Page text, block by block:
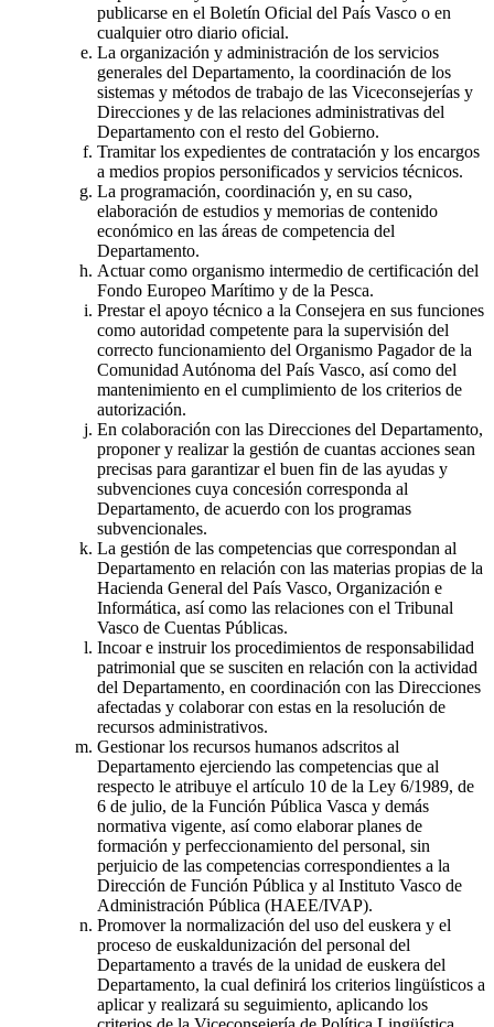
publicarse en el Boletín Oficial del País Vasco o en
cualquier otro diario oficial.
La organización y administración de los servicios
generales del Departamento, la coordinación de los
sistemas y métodos de trabajo de las Viceconsejerías y
Direcciones y de las relaciones administrativas del
Departamento con el resto del Gobierno.
Tramitar los expedientes de contratación y los encargos
a medios propios personificados y servicios técnicos.
La programación, coordinación y, en su caso,
elaboración de estudios y memorias de contenido
económico en las áreas de competencia del
Departamento.
Actuar como organismo intermedio de certificación del
Fondo Europeo Marítimo y de la Pesca.
Prestar el apoyo técnico a la Consejera en sus funciones
como autoridad competente para la supervisión del
correcto funcionamiento del Organismo Pagador de la
Comunidad Autónoma del País Vasco, así como del
mantenimiento en el cumplimiento de los criterios de
autorización.
En colaboración con las Direcciones del Departamento,
proponer y realizar la gestión de cuantas acciones sean
precisas para garantizar el buen fin de las ayudas y
subvenciones cuya concesión corresponda al
Departamento, de acuerdo con los programas
subvencionales.
La gestión de las competencias que correspondan al
Departamento en relación con las materias propias de la
Hacienda General del País Vasco, Organización e
Informática, así como las relaciones con el Tribunal
Vasco de Cuentas Públicas.
Incoar e instruir los procedimientos de responsabilidad
patrimonial que se susciten en relación con la actividad
del Departamento, en coordinación con las Direcciones
afectadas y colaborar con estas en la resolución de
recursos administrativos.
Gestionar los recursos humanos adscritos al
Departamento ejerciendo las competencias que al
respecto le atribuye el artículo 10 de la Ley 6/1989, de
6 de julio, de la Función Pública Vasca y demás
normativa vigente, así como elaborar planes de
formación y perfeccionamiento del personal, sin
perjuicio de las competencias correspondientes a la
Dirección de Función Pública y al Instituto Vasco de
Administración Pública (HAEE/IVAP).
Promover la normalización del uso del euskera y el
proceso de euskaldunización del personal del
Departamento a través de la unidad de euskera del
Departamento, la cual definirá los criterios lingüísticos a
aplicar y realizará su seguimiento, aplicando los